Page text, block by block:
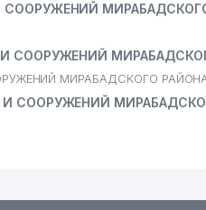
СООРУЖЕНИЙ
МИРАБАДСКОГО РАЙОНА
СООРУЖЕНИЙ